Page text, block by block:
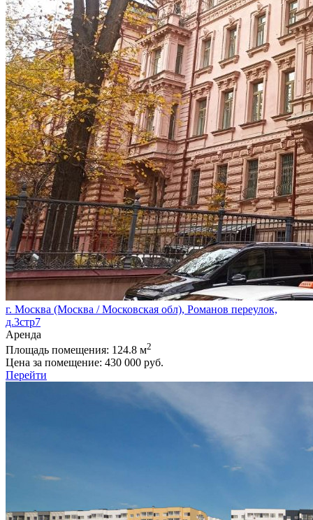
г. Москва (Москва / Московская обл), Романов переулок,
д.3стр7
Аренда
Площадь помещения: 124.8 м2
Цена за помещение: 430 000 руб.
Перейти